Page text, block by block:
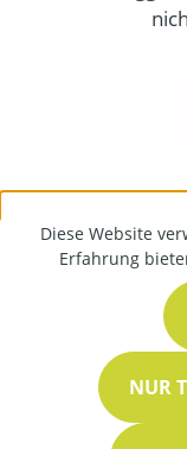
Diese Website
Erfahrung
NUR